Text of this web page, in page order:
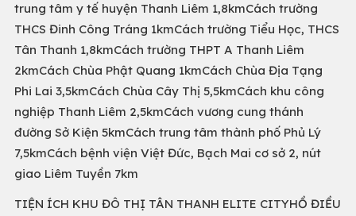
trung tâm y tế huyện Thanh Liêm 1,8kmCách trường
THCS Đinh Công Tráng 1kmCách trường Tiểu Học, THCS
Tân Thanh 1,8kmCách trường THPT A Thanh Liêm
2kmCách Chùa Phật Quang 1kmCách Chùa Địa Tạng
Phi Lai 3,5kmCách Chùa Cây Thị 5,5kmCách khu công
nghiệp Thanh Liêm 2,5kmCách vương cung thánh
đường Sở Kiện 5kmCách trung tâm thành phố Phủ Lý
7,5kmCách bệnh viện Việt Đức, Bạch Mai cơ sở 2, nút
giao Liêm Tuyền 7km
TIỆN ÍCH KHU ĐÔ THỊ TÂN THANH ELITE CITYHỒ ĐIỀU